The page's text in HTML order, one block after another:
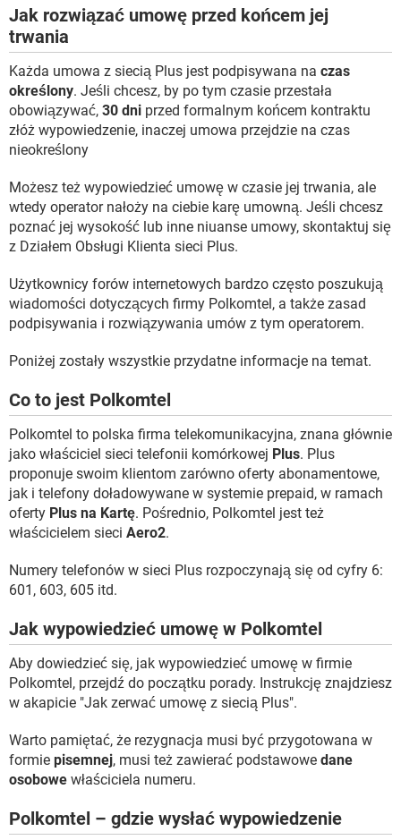
Jak rozwiązać umowę przed końcem jej
trwania
Każda umowa z siecią Plus jest podpisywana na czas
określony. Jeśli chcesz, by po tym czasie przestała
obowiązywać, 30 dni przed formalnym końcem kontraktu
złóż wypowiedzenie, inaczej umowa przejdzie na czas
nieokreślony
Możesz też wypowiedzieć umowę w czasie jej trwania, ale
wtedy operator nałoży na ciebie karę umowną. Jeśli chcesz
poznać jej wysokość lub inne niuanse umowy, skontaktuj się
z Działem Obsługi Klienta sieci Plus.
Użytkownicy forów internetowych bardzo często poszukują
wiadomości dotyczących firmy Polkomtel, a także zasad
podpisywania i rozwiązywania umów z tym operatorem.
Poniżej zostały wszystkie przydatne informacje na temat.
Co to jest Polkomtel
Polkomtel to polska firma telekomunikacyjna, znana głównie
jako właściciel sieci telefonii komórkowej Plus. Plus
proponuje swoim klientom zarówno oferty abonamentowe,
jak i telefony doładowywane w systemie prepaid, w ramach
oferty Plus na Kartę. Pośrednio, Polkomtel jest też
właścicielem sieci Aero2.
Numery telefonów w sieci Plus rozpoczynają się od cyfry 6:
601, 603, 605 itd.
Jak wypowiedzieć umowę w Polkomtel
Aby dowiedzieć się, jak wypowiedzieć umowę w firmie
Polkomtel, przejdź do początku porady. Instrukcję znajdziesz
w akapicie "Jak zerwać umowę z siecią Plus".
Warto pamiętać, że rezygnacja musi być przygotowana w
formie pisemnej, musi też zawierać podstawowe dane
osobowe właściciela numeru.
Polkomtel – gdzie wysłać wypowiedzenie